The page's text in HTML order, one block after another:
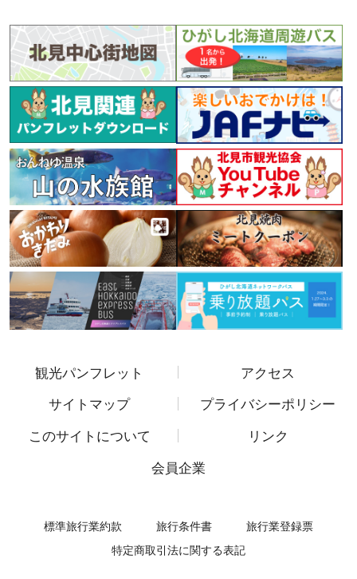
観光パンフレット
アクセス
サイトマップ
プライバシーポリシー
このサイトについて
リンク
会員企業
標準旅行業約款 旅行条件書
旅行業登録票
特定商取引法に関する表記